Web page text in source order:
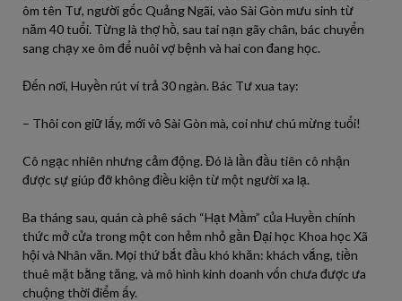
ôm tên Tư, người gốc Quảng Ngãi, vào Sài Gòn mưu sinh từ
năm 40 tuổi. Từng là thợ hồ, sau tai nạn gãy chân, bác chuyển
sang chạy xe ôm để nuôi vợ bệnh và hai con đang học.
Đến nơi, Huyền rút ví trả 30 ngàn. Bác Tư xua tay:
– Thôi con giữ lấy, mới vô Sài Gòn mà, coi như chú mừng tuổi!
Cô ngạc nhiên nhưng cảm động. Đó là lần đầu tiên cô nhận
được sự giúp đỡ không điều kiện từ một người xa lạ.
Ba tháng sau, quán cà phê sách “Hạt Mầm” của Huyền chính
thức mở cửa trong một con hẻm nhỏ gần Đại học Khoa học Xã
hội và Nhân văn. Mọi thứ bắt đầu khó khăn: khách vắng, tiền
thuê mặt bằng tăng, và mô hình kinh doanh vốn chưa được ưa
chuộng thời điểm ấy.